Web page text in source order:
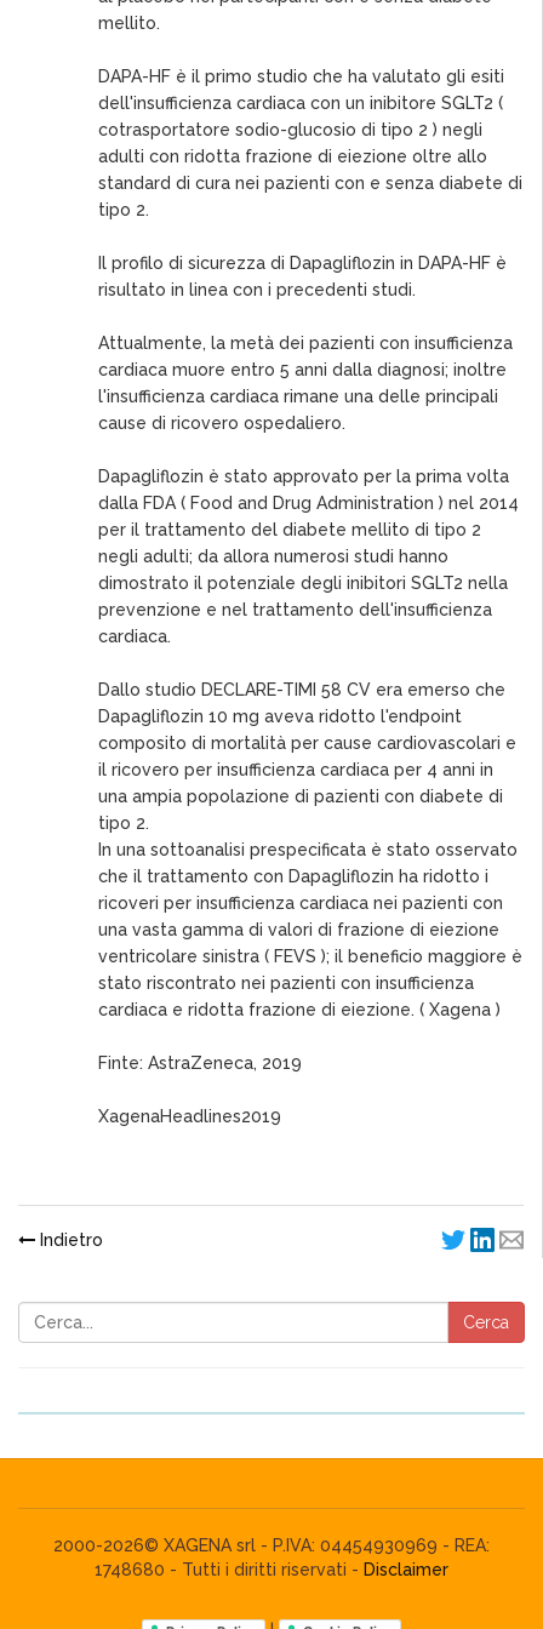
mellito.
DAPA-HF è il primo studio che ha valutato gli esiti
dell'insufficienza cardiaca con un inibitore SGLT2 (
cotrasportatore sodio-glucosio di tipo 2 ) negli
adulti con ridotta frazione di eiezione oltre allo
standard di cura nei pazienti con e senza diabete di
tipo 2.
Il profilo di sicurezza di Dapagliflozin in DAPA-HF è
risultato in linea con i precedenti studi.
Attualmente, la metà dei pazienti con insufficienza
cardiaca muore entro 5 anni dalla diagnosi; inoltre
l'insufficienza cardiaca rimane una delle principali
cause di ricovero ospedaliero.
Dapagliflozin è stato approvato per la prima volta
dalla FDA ( Food and Drug Administration ) nel 2014
per il trattamento del diabete mellito di tipo 2
negli adulti; da allora numerosi studi hanno
dimostrato il potenziale degli inibitori SGLT2 nella
prevenzione e nel trattamento dell'insufficienza
cardiaca.
Dallo studio DECLARE-TIMI 58 CV era emerso che
Dapagliflozin 10 mg aveva ridotto l'endpoint
composito di mortalità per cause cardiovascolari e
il ricovero per insufficienza cardiaca per 4 anni in
una ampia popolazione di pazienti con diabete di
tipo 2.
In una sottoanalisi prespecificata è stato osservato
che il trattamento con Dapagliflozin ha ridotto i
ricoveri per insufficienza cardiaca nei pazienti con
una vasta gamma di valori di frazione di eiezione
ventricolare sinistra ( FEVS ); il beneficio maggiore è
stato riscontrato nei pazienti con insufficienza
cardiaca e ridotta frazione di eiezione. ( Xagena )
Finte: AstraZeneca, 2019
XagenaHeadlines2019
Indietro
Cerca
2000-2026© XAGENA srl - P.IVA: 04454930969 - REA:
1748680 - Tutti i diritti riservati - Disclaimer